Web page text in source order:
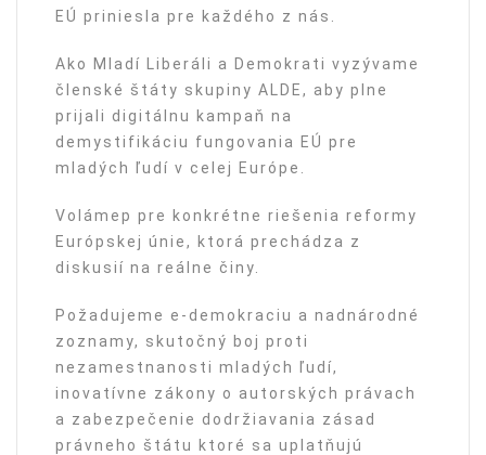
EÚ priniesla pre každého z nás.
Ako Mladí Liberáli a Demokrati vyzývame
členské štáty skupiny ALDE, aby plne
prijali digitálnu kampaň na
demystifikáciu fungovania EÚ pre
mladých ľudí v celej Európe.
Volámep pre konkrétne riešenia reformy
Európskej únie, ktorá prechádza z
diskusií na reálne činy.
Požadujeme e-demokraciu a nadnárodné
zoznamy, skutočný boj proti
nezamestnanosti mladých ľudí,
inovatívne zákony o autorských právach
a zabezpečenie dodržiavania zásad
právneho štátu ktoré sa uplatňujú